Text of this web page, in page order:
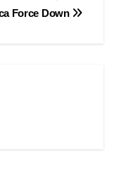
Force Down